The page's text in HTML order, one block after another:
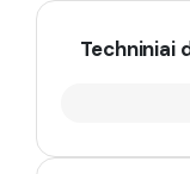
Techniniai